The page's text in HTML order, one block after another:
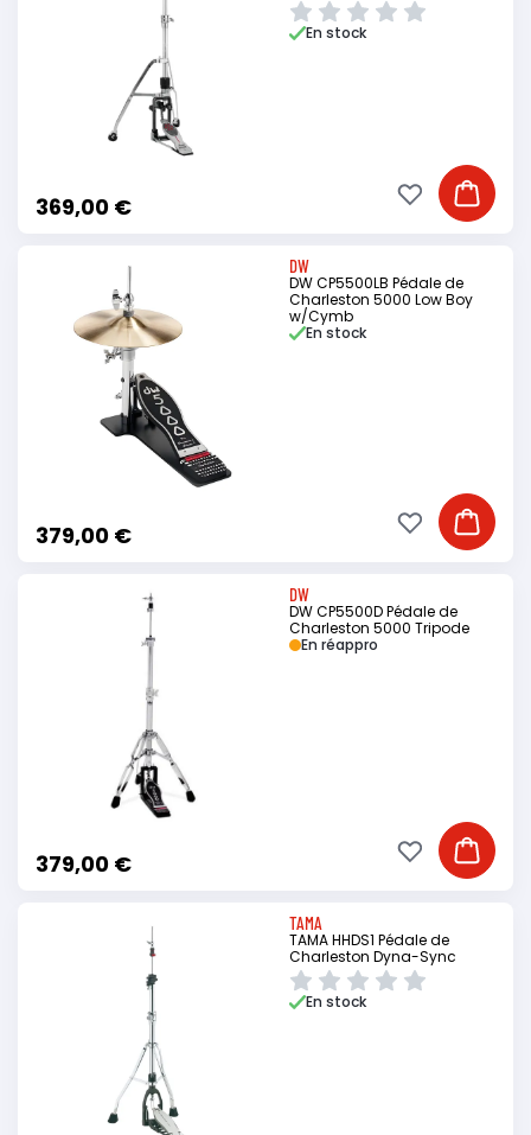
369,00 €
En stock
Ajouter
Ajouter à ma
DW
DW CP5500LB Pédale de
Charleston 5000 Low Boy
w/Cymb
379,00 €
En stock
Ajouter
Ajouter à ma
DW
DW CP5500D Pédale de
Charleston 5000 Tripode
379,00 €
En réappro
Ajouter
Ajouter à ma
TAMA
TAMA HHDS1 Pédale de
Charleston Dyna-Sync
En stock